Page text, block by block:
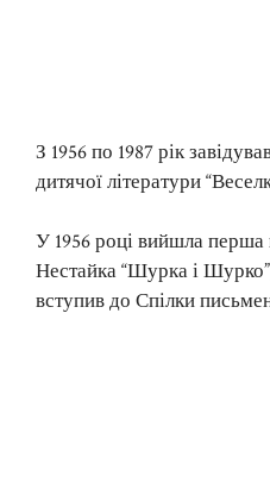
З 1956 по 1987 рік
дитячої літератури
У 1956 році вийшла
Нестайка “Шурка і
вступив до Спілки